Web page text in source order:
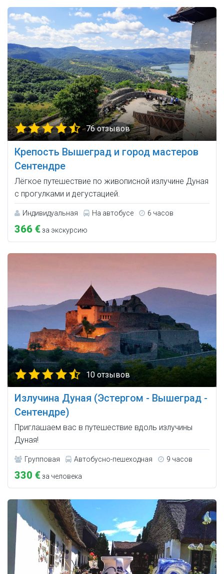
76 отзывов
Крепость Вышеград и город мастеров
Сентендре
Лёгкое путешествие по живописной излучине Дуная
с прогулками и дегустацией.
Индивидуальная На автобусе 6 часов
366 €за экскурсию
10 отзывов
Излучина Дуная (Эстергом - Вышеград -
Сентендре)
Приглашаем вас в путешествие вдоль излучины
Дуная!
Групповая Автобусно-пешеходная 9 часов
330 €за человека